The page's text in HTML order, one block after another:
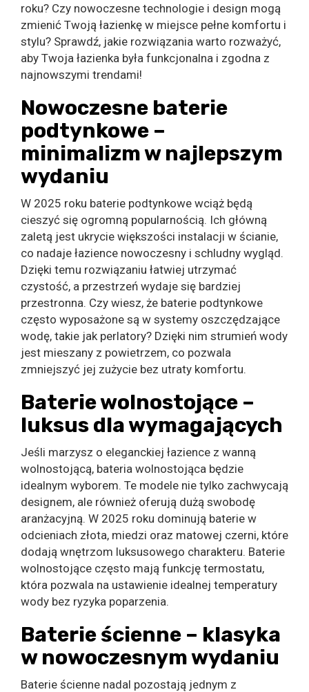
roku? Czy nowoczesne technologie i design mogą
zmienić Twoją łazienkę w miejsce pełne komfortu i
stylu? Sprawdź, jakie rozwiązania warto rozważyć,
aby Twoja łazienka była funkcjonalna i zgodna z
najnowszymi trendami!
Nowoczesne baterie
podtynkowe –
minimalizm w najlepszym
wydaniu
W 2025 roku baterie podtynkowe wciąż będą
cieszyć się ogromną popularnością. Ich główną
zaletą jest ukrycie większości instalacji w ścianie,
co nadaje łazience nowoczesny i schludny wygląd.
Dzięki temu rozwiązaniu łatwiej utrzymać
czystość, a przestrzeń wydaje się bardziej
przestronna. Czy wiesz, że baterie podtynkowe
często wyposażone są w systemy oszczędzające
wodę, takie jak perlatory? Dzięki nim strumień wody
jest mieszany z powietrzem, co pozwala
zmniejszyć jej zużycie bez utraty komfortu.
Baterie wolnostojące –
luksus dla wymagających
Jeśli marzysz o eleganckiej łazience z wanną
wolnostojącą, bateria wolnostojąca będzie
idealnym wyborem. Te modele nie tylko zachwycają
designem, ale również oferują dużą swobodę
aranżacyjną. W 2025 roku dominują baterie w
odcieniach złota, miedzi oraz matowej czerni, które
dodają wnętrzom luksusowego charakteru. Baterie
wolnostojące często mają funkcję termostatu,
która pozwala na ustawienie idealnej temperatury
wody bez ryzyka poparzenia.
Baterie ścienne – klasyka
w nowoczesnym wydaniu
Baterie ścienne nadal pozostają jednym z